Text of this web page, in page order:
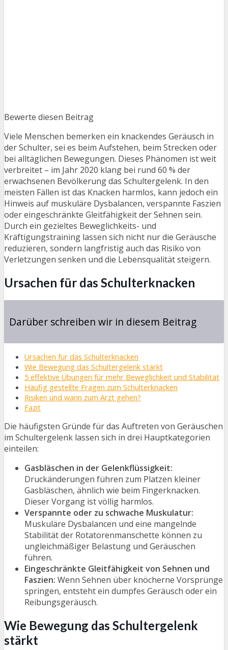
Bewerte diesen Beitrag
Viele Menschen bemerken ein knackendes Geräusch in
der Schulter, sei es beim Aufstehen, beim Strecken oder
bei alltäglichen Bewegungen. Dieses Phänomen ist weit
verbreitet – im Jahr 2020 klang bei rund 60 % der
erwachsenen Bevölkerung das Schultergelenk. In den
meisten Fällen ist das Knacken harmlos, kann jedoch ein
Hinweis auf muskuläre Dysbalancen, verspannte Faszien
oder eingeschränkte Gleitfähigkeit der Sehnen sein.
Durch ein gezieltes Beweglichkeits- und
Kräftigungstraining lassen sich nicht nur die Geräusche
reduzieren, sondern langfristig auch das Risiko von
Verletzungen senken und die Lebensqualität steigern.
Ursachen für das Schulterknacken
Darüber schreiben wir in diesem Beitrag
Ursachen für das Schulterknacken
Wie Bewegung das Schultergelenk stärkt
5 effektive Übungen für mehr Beweglichkeit und Stabilität
Häufig gestellte Fragen zum Schulterknacken
Risiken und wann zum Arzt gehen?
Fazit
Die häufigsten Gründe für das Auftreten von Geräuschen
im Schultergelenk lassen sich in drei Hauptkategorien
einteilen:
Gasbläschen in der Gelenkflüssigkeit:
Druckänderungen führen zum Platzen kleiner
Gasbläschen, ähnlich wie beim Fingerknacken.
Dieser Vorgang ist völlig harmlos.
Verspannte oder zu schwache Muskulatur:
Muskuläre Dysbalancen und eine mangelnde
Stabilität der Rotatorenmanschette können zu
ungleichmäßiger Belastung und Geräuschen
führen.
Eingeschränkte Gleitfähigkeit von Sehnen und
Faszien: Wenn Sehnen über knöcherne Vorsprünge
springen, entsteht ein dumpfes Geräusch oder ein
Reibungsgeräusch.
Wie Bewegung das Schultergelenk
stärkt